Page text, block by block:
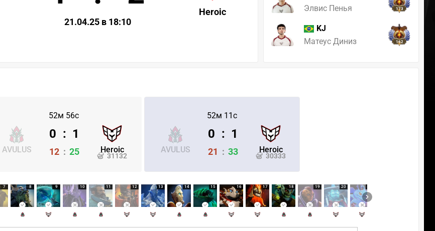
Элвис Пенья
173
KJ
Матеус Диниз
162
Heroic
21.04.25 в 18:10
52м 56с
AVULUS Heroic
31132
0 : 1
12 : 25
52м 11с
AVULUS Heroic
30333
0 : 1
21 : 33
7 8 9 10 11 12 13 14 15 16 17 18 19 20